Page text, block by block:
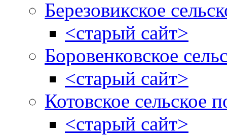
Березовикское
<старый сайт>
Боровенковское
<старый сайт>
Котовское сельское
<старый сайт>